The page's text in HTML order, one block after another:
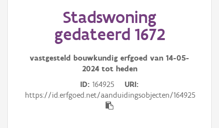
Aanduidingsobject
Waarneming
Gebeurtenis
Stadswoning
gedateerd 1672
vastgesteld bouwkundig erfgoed van 14-05-
2024tot heden
ID 164925
URI
https://id.erfgoed.net/aanduidingsobjecten/164925